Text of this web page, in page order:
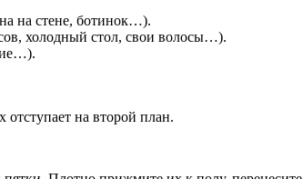
на стене, ботинок…).
холодный стол, свои волосы…).
на второй план.